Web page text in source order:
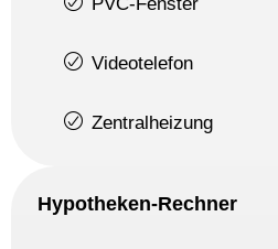
Videotelefon
Zentralheizung
Hypotheken-Rechner